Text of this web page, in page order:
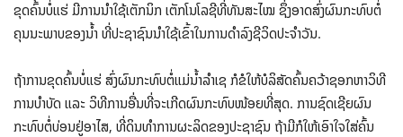
ຂຸດຄົ້ນບໍ່ແຮ່ ມີການນໍາໃຊ້ເຕັກນິກ ເຕັກໂນໂລຊີທີ່ທັນສະໄໝ ຊຶ່ງອາດສົ່ງຜົນກະທົບຕໍ່
ຄຸນນະພາບຂອງນໍ້າ ທີ່ປະຊາຊົນນໍາໃຊ້ເຂົ້າໃນການດໍາລົງຊີວິດປະຈໍາວັນ.
ຖ້າການຂຸດຄົ້ນບໍ່ແຮ່ ສົ່ງຜົນກະທົບຕໍ່ແມ່ນໍ້າລໍາເຊ ກໍຂໍໃຫ້ບໍລິສັດຄົ້ນຄວ້າຊອກຫາວິທີ
ການບໍາບັດ ແລະ ວິທີການອື່ນທີ່ຈະເກີດຜົນກະທົບໜ້ອຍທີ່ສຸດ. ການຊົດເຊີຍຜົນ
ກະທົບຕໍ່ບ່ອນຢູ່ອາໄສ, ທີ່ດິນທໍາການຜະລິດຂອງປະຊາຊົນ ຖ້າມີກໍໃຫ້ເອົາໃຈໃສ່ຄົ້ນ